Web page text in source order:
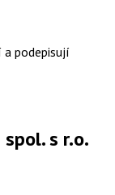
podepisují
spol. s r.o.